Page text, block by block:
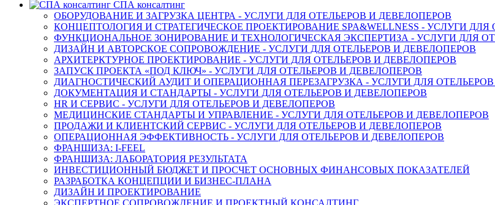
СПА консалтинг
ОБОРУДОВАНИЕ И ЗАГРУЗКА ЦЕНТРА - УСЛУГИ ДЛЯ ОТЕЛЬЕРОВ И ДЕВЕЛОПЕРОВ
КОНЦЕПТОЛОГИЯ И СТРАТЕГИЧЕСКОЕ ПРОЕКТИРОВАНИЕ SPA&WELLNESS - УСЛУГИ
ФУНКЦИОНАЛЬНОЕ ЗОНИРОВАНИЕ И ТЕХНОЛОГИЧЕСКАЯ ЭКСПЕРТИЗА - УСЛУГИ ДЛЯ
ДИЗАЙН И АВТОРСКОЕ СОПРОВОЖДЕНИЕ - УСЛУГИ ДЛЯ ОТЕЛЬЕРОВ И ДЕВЕЛОПЕРОВ
АРХИТЕРКТУРНОЕ ПРОЕКТИРОВАНИЕ - УСЛУГИ ДЛЯ ОТЕЛЬЕРОВ И ДЕВЕЛОПЕРОВ
ЗАПУСК ПРОЕКТА «ПОД КЛЮЧ» - УСЛУГИ ДЛЯ ОТЕЛЬЕРОВ И ДЕВЕЛОПЕРОВ
ДИАГНОСТИЧЕСКИЙ АУДИТ И ОПЕРАЦИОННАЯ ПЕРЕЗАГРУЗКА - УСЛУГИ ДЛЯ
ДОКУМЕНТАЦИЯ И СТАНДАРТЫ - УСЛУГИ ДЛЯ ОТЕЛЬЕРОВ И ДЕВЕЛОПЕРОВ
HR И СЕРВИС - УСЛУГИ ДЛЯ ОТЕЛЬЕРОВ И ДЕВЕЛОПЕРОВ
МЕДИЦИНСКИЕ СТАНДАРТЫ И УПРАВЛЕНИЕ - УСЛУГИ ДЛЯ ОТЕЛЬЕРОВ И ДЕВЕЛОПЕРОВ
ПРОДАЖИ И КЛИЕНТСКИЙ СЕРВИС - УСЛУГИ ДЛЯ ОТЕЛЬЕРОВ И ДЕВЕЛОПЕРОВ
ОПЕРАЦИОННАЯ ЭФФЕКТИВНОСТЬ - УСЛУГИ ДЛЯ ОТЕЛЬЕРОВ И ДЕВЕЛОПЕРОВ
ФРАНШИЗА: I-FEEL
ФРАНШИЗА: ЛАБОРАТОРИЯ РЕЗУЛЬТАТА
ИНВЕСТИЦИОННЫЙ БЮДЖЕТ И ПРОСЧЕТ ОСНОВНЫХ ФИНАНСОВЫХ ПОКАЗАТЕЛЕЙ
РАЗРАБОТКА КОНЦЕПЦИИ И БИЗНЕС-ПЛАНА
ДИЗАЙН И ПРОЕКТИРОВАНИЕ
ЭКСПЕРТНОЕ СОПРОВОЖДЕНИЕ И ПРОЕКТНЫЙ КОНСАЛТИНГ